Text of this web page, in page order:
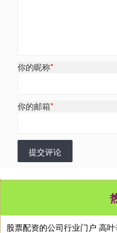
你的昵称*
你的邮箱*
提交评论
股票配资的公司行业门户 高